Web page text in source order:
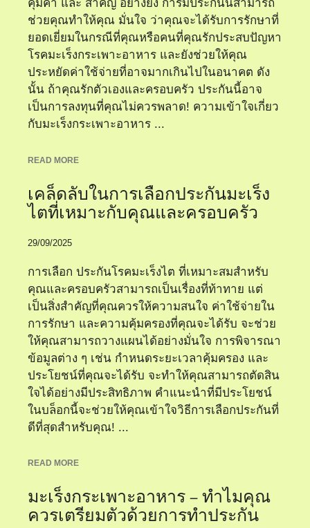
คุ้มค่า และ สำคัญ อย่างยิ่ง การมีประกันนี้สามารถ
ช่วยคุณทำให้คุณ มั่นใจ ว่าคุณจะได้รับการรักษาที่
ยอดเยี่ยมในกรณีที่คุณหรือคนที่คุณรักประสบปัญหา
โรคมะเร็งกระเพาะอาหาร และยังช่วยให้คุณ
ประหยัดค่าใช้จ่ายที่อาจมากเกินไปในอนาคต ดัง
นั้น ถ้าคุณรักตัวเองและครอบครัว ประกันนี้อาจ
เป็นการลงทุนที่คุณไม่ควรพลาด! ความเข้าใจเกี่ยว
กับมะเร็งกระเพาะอาหาร ...
READ MORE
เคล็ดลับในการเลือกประกันมะเร็ง
ไตที่เหมาะกับคุณและครอบครัว
29/09/2025
การเลือก ประกันโรคมะเร็งไต ที่เหมาะสมสำหรับ
คุณและครอบครัวสามารถเป็นเรื่องที่ท้าทาย แต่
เป็นสิ่งสำคัญที่คุณควรให้ความสนใจ ค่าใช้จ่ายใน
การรักษา และความคุ้มครองที่คุณจะได้รับ จะช่วย
ให้คุณสามารถวางแผนได้อย่างมั่นใจ การพิจารณา
ข้อมูลต่าง ๆ เช่น กำหนดระยะเวลาคุ้มครอง และ
ประโยชน์ที่คุณจะได้รับ จะทำให้คุณสามารถตัดสิน
ใจได้อย่างมีประสิทธิภาพ คำแนะนำที่มีประโยชน์
ในบล็อกนี้จะช่วยให้คุณเข้าใจวิธีการเลือกประกันที่
ดีที่สุดสำหรับคุณ! ...
READ MORE
มะเร็งกระเพาะอาหาร – ทำไมคุณ
ควรเตรียมตัวด้วยการทำประกัน